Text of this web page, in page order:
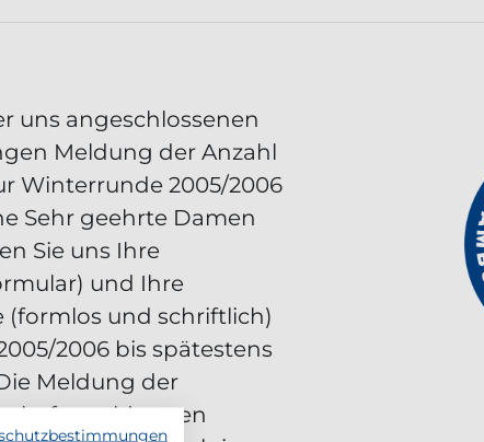
uns angeschlossenen
Meldung der Anzahl
Winterrunde 2005/2006
Sehr geehrte Damen
Sie uns Ihre
und Ihre
(formlos und schriftlich)
2006 bis spätestens
Meldung der